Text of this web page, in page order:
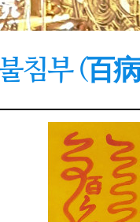
침부 (百